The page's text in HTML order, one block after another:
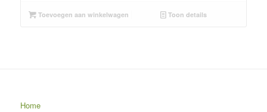
Toevoegen aan winkelwagen Toon details
Home